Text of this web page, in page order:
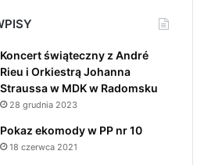
Koncert świąteczny z André
Rieu i Orkiestrą Johanna
Straussa w MDK w Radomsku
28 grudnia 2023
Pokaz ekomody w PP nr 10
18 czerwca 2021